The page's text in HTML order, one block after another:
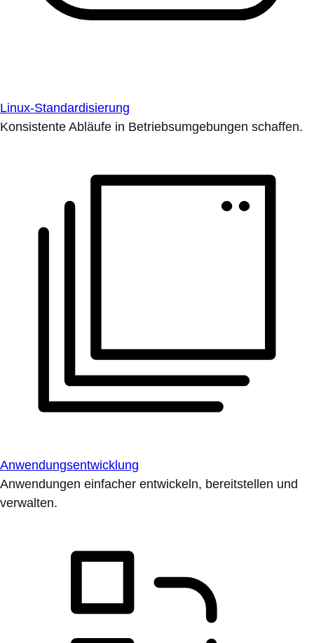
Linux-Standardisierung
Konsistente Abläufe in Betriebsumgebungen schaffen.
Anwendungsentwicklung
Anwendungen einfacher entwickeln, bereitstellen und
verwalten.